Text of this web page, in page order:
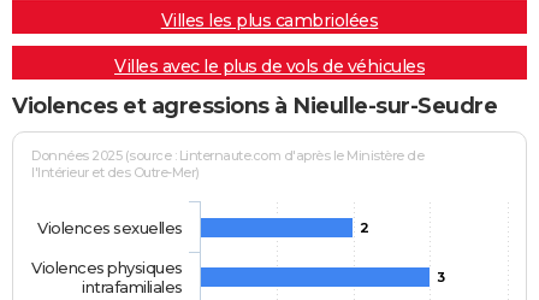
Villes les plus cambriolées
Villes avec le plus de vols de véhicules
Violences et agressions à Nieulle-sur-Seudre
Données 2025 (source : Linternaute.com d'après le Ministère de
l'Intérieur et des Outre-Mer)
2
3
Violences sexuelles
Violences physiques
intrafamiliales